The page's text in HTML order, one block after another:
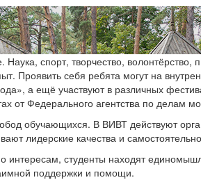
спорт, творчество, волонтёрство,
Проявить себя ребята могут на
а ещё участвуют в различных
от Федерального агентства по делам
обучающихся. В ВИВТ действуют
лидерские качества и
студенты находят
поддержки и помощи.